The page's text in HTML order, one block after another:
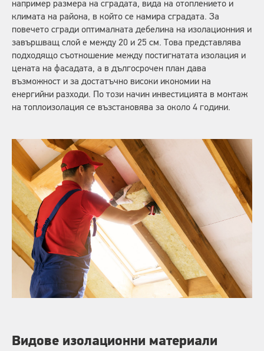
например размера на сградата, вида на отоплението и
климата на района, в който се намира сградата. За
повечето сгради оптималната дебелина на изолационния и
завършващ слой е между 20 и 25 см. Това представлява
подходящо съотношение между постигнатата изолация и
цената на фасадата, а в дългосрочен план дава
възможност и за достатъчно високи икономии на
енергийни разходи. По този начин инвестицията в монтаж
на топлоизолация се възстановява за около 4 години.
Видове изолационни материали